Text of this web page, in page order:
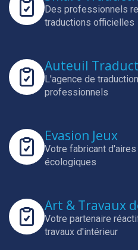
Des professionnels
traductions officielles
Auteuil
L'agence de
professionnels
Evasion Jeux
Votre fabricant
écologiques
Art & Travaux
Votre partenaire
travaux d'intérieur